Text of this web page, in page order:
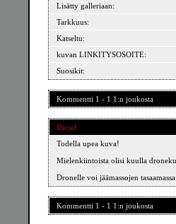
Lisätty galleriaan:
Tarkkuus:
Katseltu:
kuvan LINKITYSOSOITE:
Suosikit:
Kommentti 1 - 1 1:n joukosta
Diesel
Todella upea kuva!
Mielenkiintoista olisi kuulla
Dronelle voi jäämassojen
Kommentti 1 - 1 1:n joukosta